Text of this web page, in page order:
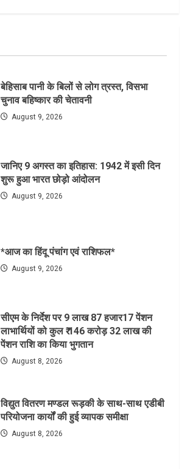
बेहिसाब पानी के बिलों से लोग त्रस्त, विसभा
चुनाव बहिष्कार की चेतावनी
August 9, 2026
जानिए 9 अगस्त का इतिहास: 1942 में इसी दिन
शुरू हुआ भारत छोड़ो आंदोलन
August 9, 2026
*आज का हिंदू पंचांग एवं राशिफल*
August 9, 2026
सीएम के निर्देश पर 9 लाख 87 हजार17 पेंशन
लाभार्थियों को कुल ₹ 146 करोड़ 32 लाख की
पेंशन राशि का किया भुगतान
August 8, 2026
विद्युत वितरण मण्डल रूड़की के साथ-साथ एडीबी
परियोजना कार्यों की हुई व्यापक समीक्षा
August 8, 2026